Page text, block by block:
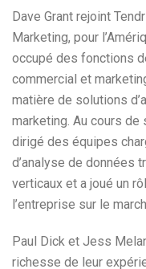
Dave Grant rejoint
Marketing, pour
occupé des fonctions
commercial et
matière de solutions
marketing. Au cours de
dirigé des équipes
d’analyse de données
verticaux et a joué un
l’entreprise sur le
Paul Dick et Jess
richesse de leur